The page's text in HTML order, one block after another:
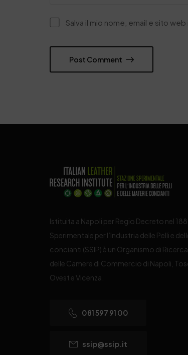
Salva il mio nome, email e sito
Post Comment
Istituita a Napoli per Regio Decreto nel
Sperimentale per l’Industria delle Pelli e
concianti (SSIP) è un Organismo di
delle Camere di Commercio di Napoli,
Ovest e Vicenza.
081 597 91 00
ssip@ssip.it